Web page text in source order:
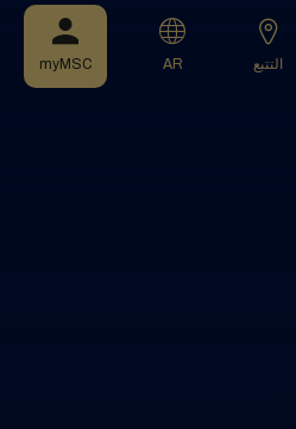
التتبع AR
myMSC